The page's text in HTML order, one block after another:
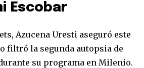
Escobar
Azucena Uresti aseguró este
filtró la segunda autopsia de
su programa en Milenio.